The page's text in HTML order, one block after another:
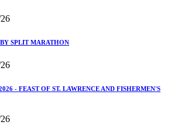
SPLIT MARATHON
- FEAST OF ST. LAWRENCE AND FISHERMEN'S